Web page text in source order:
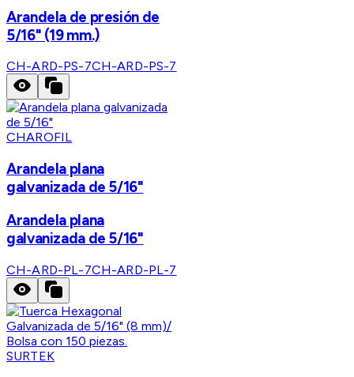
Arandela de presión de
5/16" (19 mm.)
CH-ARD-PS-7CH-ARD-PS-7
CHAROFIL
Arandela plana
galvanizada de 5/16"
Arandela plana
galvanizada de 5/16"
CH-ARD-PL-7CH-ARD-PL-7
SURTEK